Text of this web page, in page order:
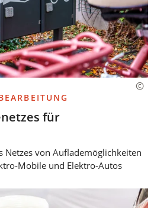
für
Netzes von Auflademöglichkeiten
Mobile und Elektro-Autos